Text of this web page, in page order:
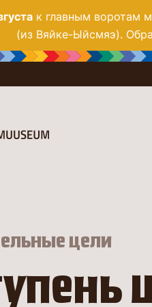
к главным воротам
(из Вяйке-Ыйсмяэ).
цели